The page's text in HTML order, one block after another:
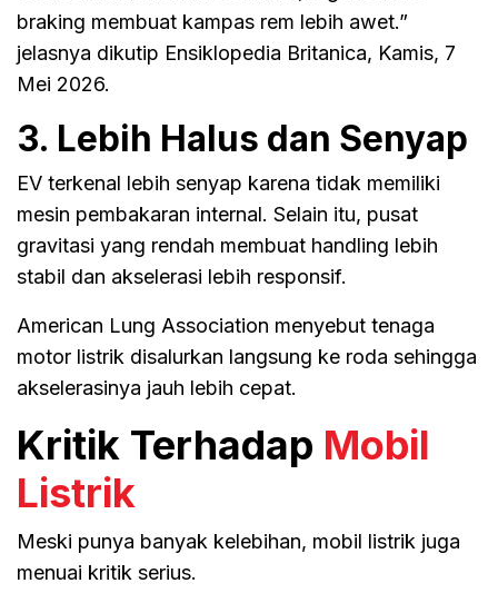
braking membuat kampas rem lebih awet.”
jelasnya dikutip Ensiklopedia Britanica, Kamis, 7
Mei 2026.
3. Lebih Halus dan Senyap
EV terkenal lebih senyap karena tidak memiliki
mesin pembakaran internal. Selain itu, pusat
gravitasi yang rendah membuat handling lebih
stabil dan akselerasi lebih responsif.
American Lung Association menyebut tenaga
motor listrik disalurkan langsung ke roda sehingga
akselerasinya jauh lebih cepat.
Kritik Terhadap Mobil
Listrik
Meski punya banyak kelebihan, mobil listrik juga
menuai kritik serius.